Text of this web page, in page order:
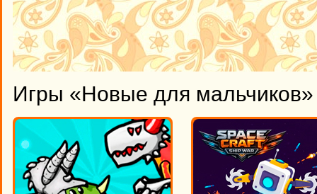
Игры «Новые для мальчиков»